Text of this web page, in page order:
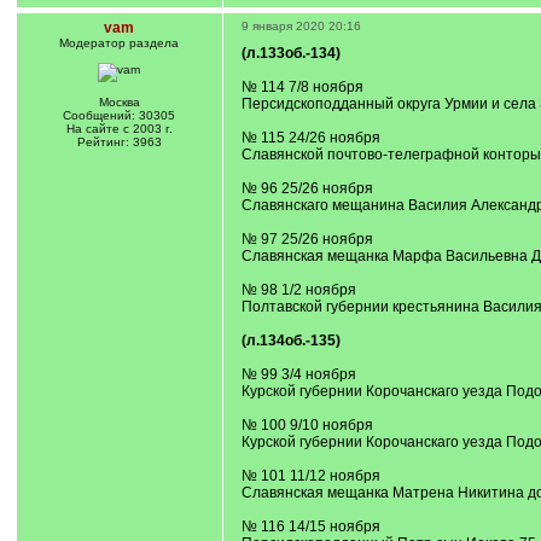
vam
Модератор раздела
Москва
Сообщений: 30305
На сайте с 2003 г.
Рейтинг: 3963
9 января 2020 20:16
(л.133об.-134)
№ 114 7/8 ноября
Персидскоподданный округа Урмии и
№ 115 24/26 ноября
Славянской почтово-телеграфной
№ 96 25/26 ноября
Славянскаго мещанина Василия
№ 97 25/26 ноября
Славянская мещанка Марфа Васильевна
№ 98 1/2 ноября
Полтавской губернии крестьянина
(л.134об.-135)
№ 99 3/4 ноября
Курской губернии Корочанскаго уезда
№ 100 9/10 ноября
Курской губернии Корочанскаго уезда
№ 101 11/12 ноября
Славянская мещанка Матрена Никитина
№ 116 14/15 ноября